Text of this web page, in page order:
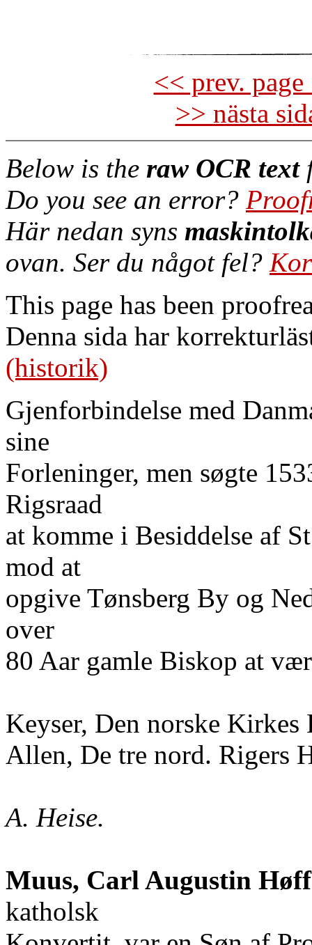
<< prev.
>> nästa
Below is the raw OCR text
Do you see an error?
Här nedan syns
ovan. Ser du något fel?
This page has been
Denna sida har
(historik)
Gjenforbindelse med
sine
Forleninger, men søgte
Rigsraad
at komme i Besiddelse af
mod at
opgive Tønsberg By og
over
80 Aar gamle Biskop at
Keyser, Den norske
Allen, De tre nord. Rigers
A. Heise.
Muus, Carl Augustin
katholsk